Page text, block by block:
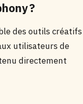
?
des outils créatifs
utilisateurs de
directement